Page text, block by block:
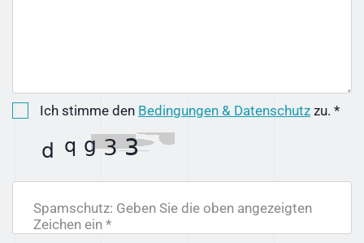
Ich stimme den Bedingungen & Datenschutz zu. *
Spamschutz: Geben Sie die oben angezeigten
Zeichen ein *